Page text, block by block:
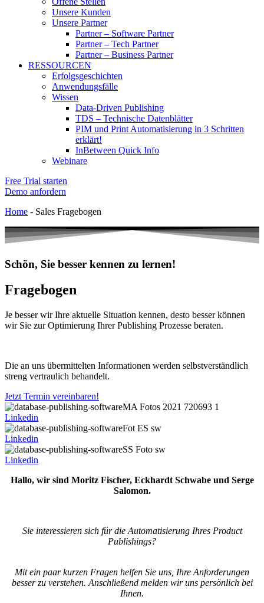
Unsere Kunden
Unsere Partner
Partner – Software Partner
Partner – Tech Partner
Partner – Business Partner
RESSOURCEN
Erfolgsgeschichten
Anwendungsfälle
Wissen
Data-Driven Publishing
TDS – Technische Datenblätter
PIM und Print Automatisierung in 3 Schritten
erklärt!
InBetween Quick Info
Webinare
Free Trial starten
Demo anfordern
Home - Sales Fragebogen
Schön, Sie besser kennen zu lernen!
Fragebogen
Je besser wir Ihre aktuelle Situation kennen, desto besser können
wir Sie zur Optimierung Ihrer Publishing Prozesse beraten.
Die an uns übermittelten Informationen werden selbstverständlich
streng vertraulich behandelt.
Jetzt Termin vereinbaren!
Linkedin
Linkedin
Linkedin
Hallo, wir sind Moritz Fischer, Eckhardt Schwabe und Serge
Salomon.
Sie interessieren sich für die Automatisierung Ihres Product
Publishings?
Mit ein paar kurzen Fragen helfen Sie uns, Ihre Anforderungen
besser zu verstehen. Anschließend melden wir uns persönlich bei
Ihnen.